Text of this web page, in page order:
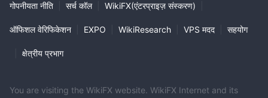
गोपनीयता नीति सर्च कॉल WikiFX(एंटरप्राइज़ संस्करण)
ऑफिशल वेरिफिकेशन EXPO WikiResearch VPS मदद सहयोग
क्षेत्रीय प्रभाग
You are visiting the WikiFX website. WikiFX Internet and its